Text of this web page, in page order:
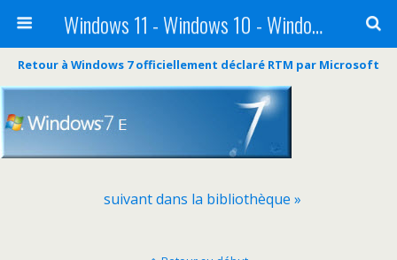
Windows 11 - Windows 10 - Windows 8 - Windows 7 - VISTA
Retour à Windows 7 officiellement déclaré RTM par Microsoft
suivant dans la bibliothèque »